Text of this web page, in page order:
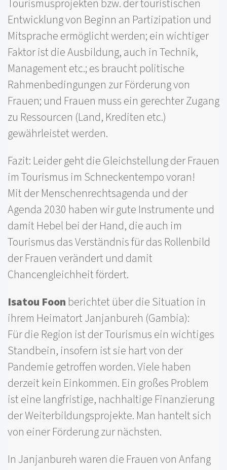
Tourismusprojekten bzw. der touristischen
Entwicklung von Beginn an Partizipation und
Mitsprache ermöglicht werden; ein wichtiger
Faktor ist die Ausbildung, auch in Technik,
Management etc.; es braucht politische
Rahmenbedingungen zur Förderung von
Frauen; und Frauen muss ein gerechter Zugang
zu Ressourcen (Land, Krediten etc.)
gewährleistet werden.
Fazit: Leider geht die Gleichstellung der Frauen
im Tourismus im Schneckentempo voran!
Mit der Menschenrechtsagenda und der
Agenda 2030 haben wir gute Instrumente und
damit Hebel bei der Hand, die auch im
Tourismus das Verständnis für das Rollenbild
der Frauen verändert und damit
Chancengleichheit fördert.
Isatou Foon berichtet über die Situation in
ihrem Heimatort Janjanbureh (Gambia):
Für die Region ist der Tourismus ein wichtiges
Standbein, insofern ist sie hart von der
Pandemie getroffen worden. Viele haben
derzeit kein Einkommen. Ein großes Problem
ist eine langfristige, nachhaltige Finanzierung
der Weiterbildungsprojekte. Man hantelt sich
von einer Förderung zur nächsten.
In Janjanbureh waren die Frauen von Anfang